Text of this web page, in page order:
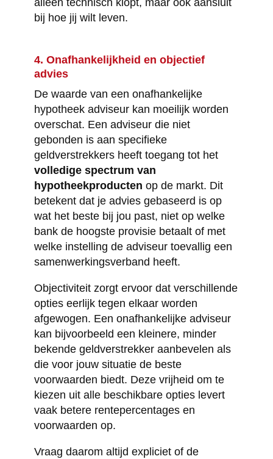
alleen technisch klopt, maar ook aansluit
bij hoe jij wilt leven.
4. Onafhankelijkheid en objectief
advies
De waarde van een onafhankelijke
hypotheek adviseur kan moeilijk worden
overschat. Een adviseur die niet
gebonden is aan specifieke
geldverstrekkers heeft toegang tot het
volledige spectrum van
hypotheekproducten op de markt. Dit
betekent dat je advies gebaseerd is op
wat het beste bij jou past, niet op welke
bank de hoogste provisie betaalt of met
welke instelling de adviseur toevallig een
samenwerkingsverband heeft.
Objectiviteit zorgt ervoor dat verschillende
opties eerlijk tegen elkaar worden
afgewogen. Een onafhankelijke adviseur
kan bijvoorbeeld een kleinere, minder
bekende geldverstrekker aanbevelen als
die voor jouw situatie de beste
voorwaarden biedt. Deze vrijheid om te
kiezen uit alle beschikbare opties levert
vaak betere rentepercentages en
voorwaarden op.
Vraag daarom altijd expliciet of de